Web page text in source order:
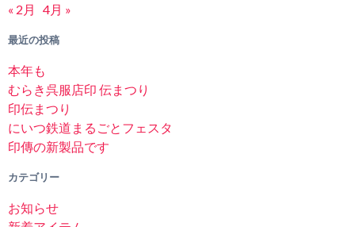
« 2月
4月 »
最近の投稿
本年も
むらき呉服店印 伝まつり
印伝まつり
にいつ鉄道まるごとフェスタ
印傳の新製品です
カテゴリー
お知らせ